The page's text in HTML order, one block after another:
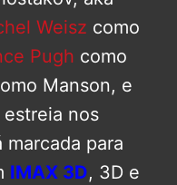
Weisz como
Pugh como
Manson, e
nos
para
IMAX 3D, 3D e